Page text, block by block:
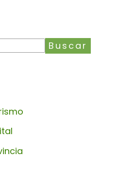
Buscar